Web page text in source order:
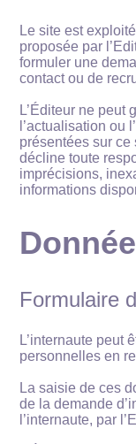
Le site est
proposée par
formuler une
contact ou de
L’Éditeur ne peut
l’actualisation ou
présentées sur ce
décline toute
imprécisions,
informations
Formulaire
L’internaute peut
personnelles en
La saisie de ces
de la demande
l’internaute, par